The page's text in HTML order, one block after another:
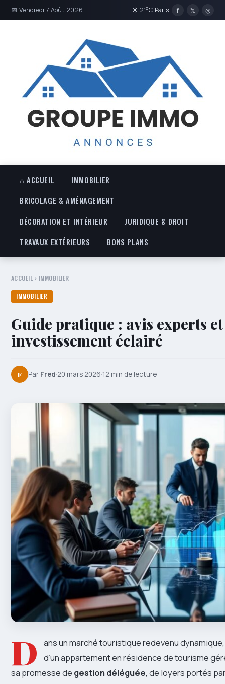
📅 Vendredi 7 Août 2026 ☀ 21°C Paris f 𝕏 ◎
⌂ ACCUEIL
IMMOBILIER
BRICOLAGE & AMÉNAGEMENT
DÉCORATION ET INTÉRIEUR
JURIDIQUE & DROIT
TRAVAUX EXTÉRIEURS
BONS PLANS
ACCUEIL › IMMOBILIER
IMMOBILIER
Guide pratique : avis experts
investissement éclairé
F Par Fred·20 mars 2026·12 min de lecture
D
ans un marché touristique redevenu
d’un appartement en résidence de tourisme
sa promesse de gestion déléguée, de loyers portés